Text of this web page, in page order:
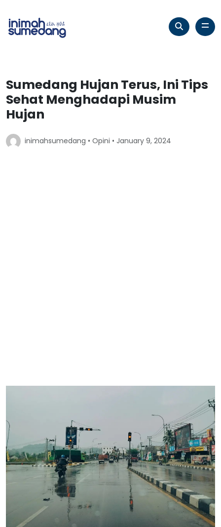
Sumedang Hujan Terus, Ini Tips
Sehat Menghadapi Musim
Hujan
inimahsumedang • Opini • January 9, 2024